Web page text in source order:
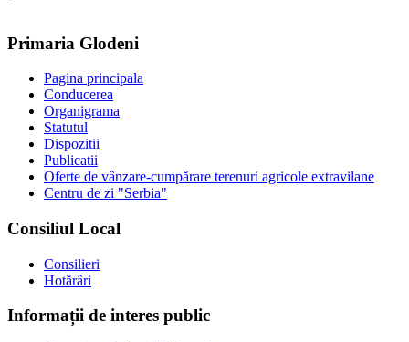
Primaria Glodeni
Pagina principala
Conducerea
Organigrama
Statutul
Dispozitii
Publicatii
Oferte de vânzare-cumpărare terenuri agricole extravilane
Centru de zi "Serbia"
Consiliul Local
Consilieri
Hotărâri
Informații de interes public